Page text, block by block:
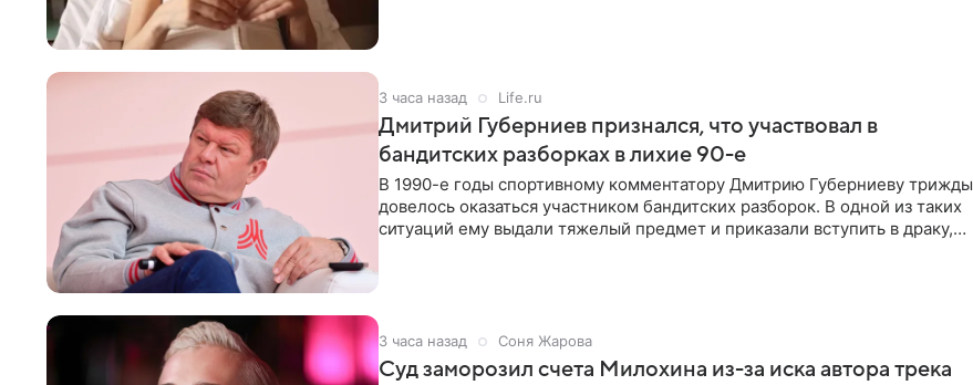
3 часа назад Life.ru
Дмитрий Губерниев признался, что участвовал в
бандитских разборках в лихие 90-е
В 1990-е годы спортивному комментатору Дмитрию Губерниеву трижды
довелось оказаться участником бандитских разборок. В одной из таких
ситуаций ему выдали тяжелый предмет и приказали вступить в драку,
3 часа назад Соня Жарова
Суд заморозил счета Милохина из-за иска автора трека